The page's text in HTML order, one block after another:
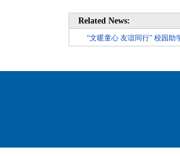
Related News:
“文暖童心 友谊同行” 校园